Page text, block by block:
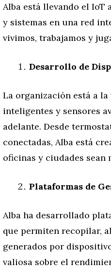
Alba está llevando el IoT
y sistemas en una red
vivimos, trabajamos y
Desarrollo de
La organización está a
inteligentes y sensores
adelante. Desde
conectadas, Alba está
oficinas y ciudades sean
Plataformas de
Alba ha desarrollado
que permiten recopilar,
generados por
valiosa sobre el